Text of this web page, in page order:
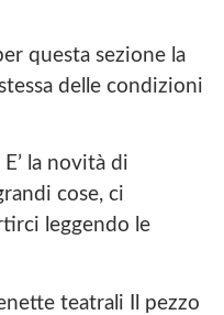
questa sezione la
delle condizioni
la novità di
cose, ci
leggendo le
teatrali Il pezzo